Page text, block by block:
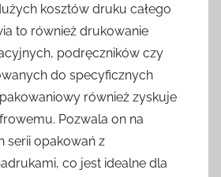
kosztów druku całego
to również drukowanie
podręczników czy
do specyficznych
również zyskuje
Pozwala on na
serii opakowań z
co jest idealne dla